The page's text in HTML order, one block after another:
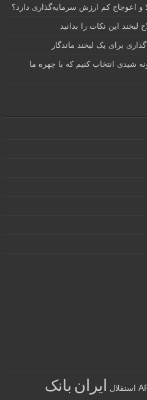
اعوجاج کم ارزش سرمایه‌گذاری دارد؟
لبخند این نکات را بدانید
برای یک لبخند ماندگار
شیدی انتخاب کنیم که با چهره ما
استقلال ایران بانک